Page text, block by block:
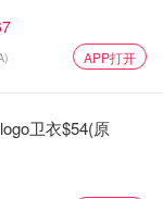
空间。
权属于原作者
多数人移民加
出生国移民离
APP打开
卫衣$54(原